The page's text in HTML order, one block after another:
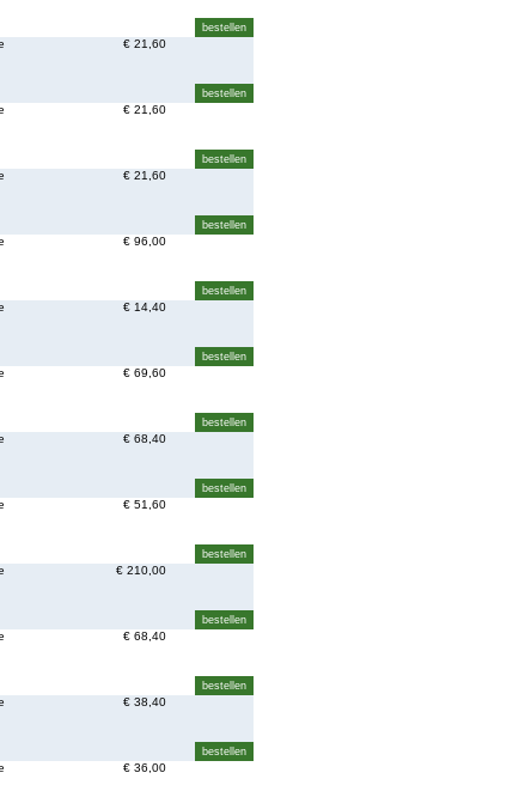
€ 21,60
€ 21,60
€ 21,60
€ 96,00
€ 14,40
€ 69,60
€ 68,40
€ 51,60
€ 210,00
€ 68,40
€ 38,40
€ 36,00